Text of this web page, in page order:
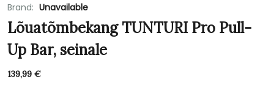
Brand: Unavailable
Lõuatõmbekang TUNTURI Pro Pull-
Up Bar, seinale
139,99 €